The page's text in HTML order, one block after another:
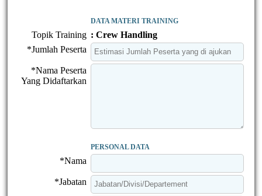
DATA MATERI TRAINING
Topik Training : Crew Handling
*Jumlah Peserta
*Nama Peserta
Yang Didaftarkan
PERSONAL DATA
*Nama
*Jabatan